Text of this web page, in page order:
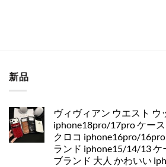
新品
ヴィヴィアン ウエスト ウ
iphone18pro/17pro ケー
クロコ iphone16pro/
ランド iphone15/14/13 ケ
ブランド 大人 かわいい